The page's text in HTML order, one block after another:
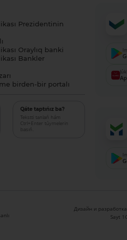
Prezidentinin
Oraylıq banki
Bankler
birden-bir portalı
Qáte taptıńız ba?
Tekstti tanlań hám
Ctrl+Enter túymelerin
basıń.
Дизайн и
Sayt